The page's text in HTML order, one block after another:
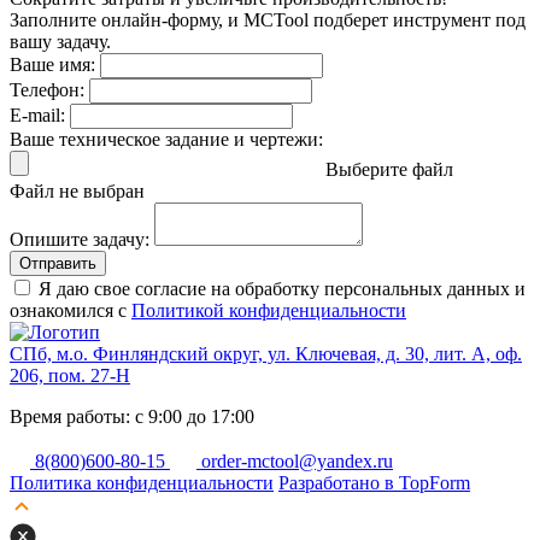
Заполните онлайн-форму, и MCTool подберет инструмент под
вашу задачу.
Ваше имя:
Телефон:
E-mail:
Ваше техническое задание и чертежи:
Выберите файл
Файл не выбран
Опишите задачу:
Отправить
Я даю свое согласие на обработку персональных данных и
ознакомился с Политикой конфиденциальности
СПб, м.о. Финляндский округ, ул. Ключевая, д. 30, лит. А, оф.
206, пом. 27-Н
Время работы: с 9:00 до 17:00
8(800)600-80-15
order-mctool@yandex.ru
Политика конфиденциальности Разработано в TopForm